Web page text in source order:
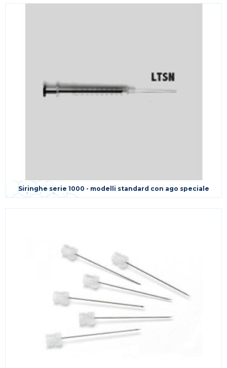
Siringhe serie 1000 - modelli standard con ago speciale